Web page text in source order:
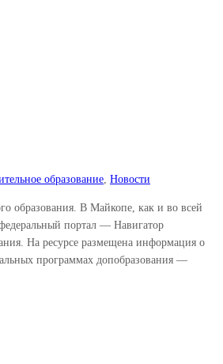
образование Новости
образования. В Майкопе, как и во всей
портал — Навигатор
На ресурсе размещена информация о
программах допобразования —